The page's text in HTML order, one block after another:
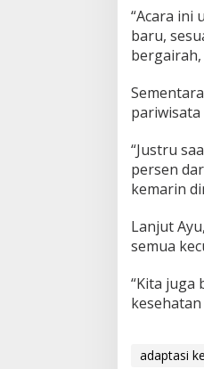
“Acara ini
baru,
bergairah,
pariwisata
“Justru
persen
kemarin
Lanjut
semua
“Kita juga
adaptasi